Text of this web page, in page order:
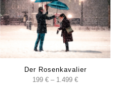
Der Rosenkavalier
199€ – 1.499€Preisspanne: